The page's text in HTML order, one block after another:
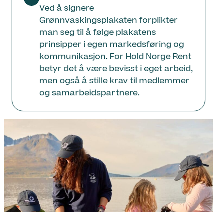
Ved å signere
Grønnvaskingsplakaten forplikter
man seg til å følge plakatens
prinsipper i egen markedsføring og
kommunikasjon. For Hold Norge Rent
betyr det å være bevisst i eget arbeid,
men også å stille krav til medlemmer
og samarbeidspartnere.